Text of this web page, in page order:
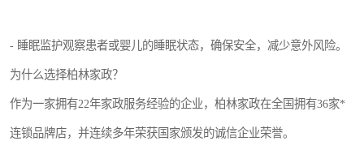
- 睡眠监护观察患者或婴儿的睡眠状态，确保安全，减少意外风险。
为什么选择柏林家政？
作为一家拥有22年家政服务经验的企业，柏林家政在全国拥有36家*
连锁品牌店，并连续多年荣获国家颁发的诚信企业荣誉。